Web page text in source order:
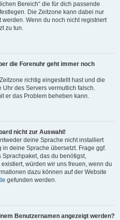
Bereich“ die für dich passende
Die Zeitzone kann dabei nur
Wenn du noch nicht registriert
zu tun.
die Forenuhr geht immer noch
richtig eingestellt hast und die
Uhr des Servers vermutlich falsch.
er das Problem beheben kann.
nicht zur Auswahl!
deine Sprache nicht installiert
deine Sprache übersetzt. Frage ggf.
das du benötigst,
würden wir uns freuen, wenn du
dazu können auf der Website
gefunden werden.
Benutzernamen angezeigt werden?